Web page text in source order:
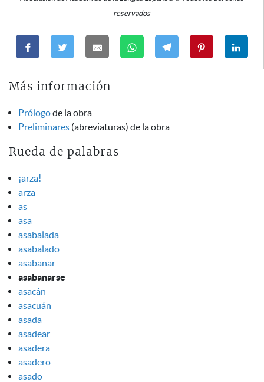
reservados
Más información
Prólogode la obra
Preliminares (abreviaturas) de la obra
Rueda de palabras
¡arza!
arza
as
asa
asabalada
asabalado
asabanar
asabanarse
asacán
asacuán
asada
asadear
asadera
asadero
asado